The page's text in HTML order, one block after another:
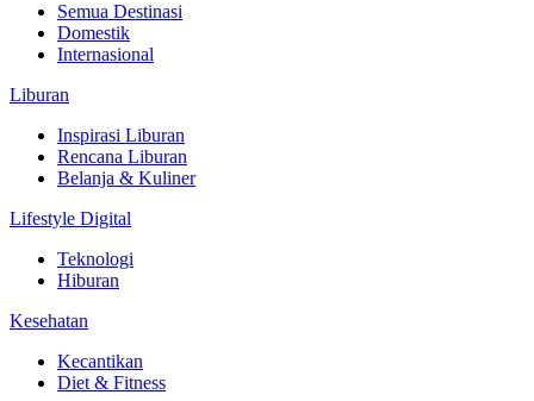
Semua Destinasi
Domestik
Internasional
Liburan
Inspirasi Liburan
Rencana Liburan
Belanja & Kuliner
Lifestyle Digital
Teknologi
Hiburan
Kesehatan
Kecantikan
Diet & Fitness